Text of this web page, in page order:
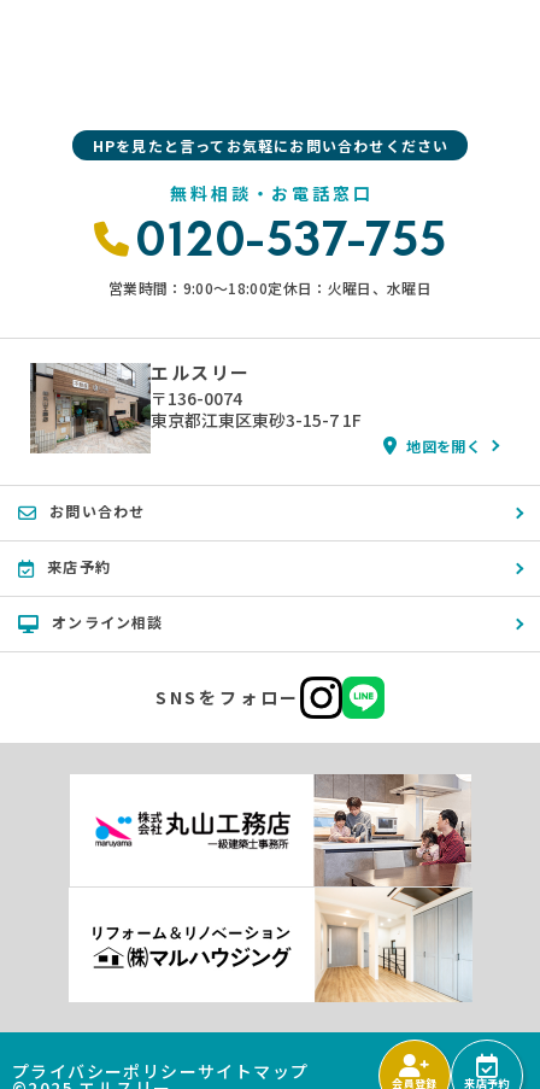
会員登録 来店予約
HPを見たと言ってお気軽にお問い合わせください
無料相談・お電話窓口
0120-537-755
営業時間：9:00〜18:00定休日：火曜日、水曜日
エルスリー
〒136-0074
東京都江東区東砂3-15-7 1F
地図を開く
お問い合わせ
来店予約
オンライン相談
SNSをフォロー
プライバシーポリシーサイトマップ